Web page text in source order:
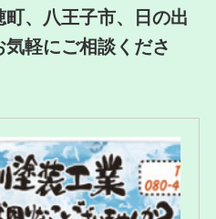
、八王子市、日の出
軽にご相談くださ